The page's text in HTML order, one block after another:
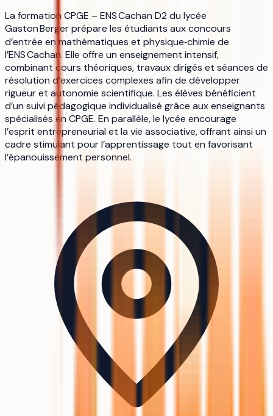
La formation CPGE – ENS Cachan D2 du lycée
Gaston Berger prépare les étudiants aux concours
d’entrée en mathématiques et physique‑chimie de
l’ENS Cachan. Elle offre un enseignement intensif,
combinant cours théoriques, travaux dirigés et séances de
résolution d’exercices complexes afin de développer
rigueur et autonomie scientifique. Les élèves bénéficient
d’un suivi pédagogique individualisé grâce aux enseignants
spécialisés en CPGE. En parallèle, le lycée encourage
l’esprit entrepreneurial et la vie associative, offrant ainsi un
cadre stimulant pour l’apprentissage tout en favorisant
l’épanouissement personnel.